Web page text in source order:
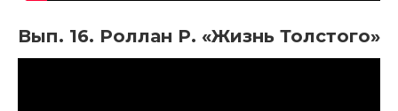
Вып. 16. Роллан Р. «Жизнь Толстого»